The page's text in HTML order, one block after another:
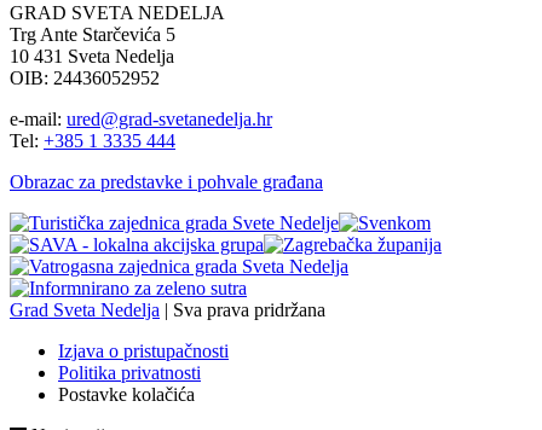
GRAD SVETA NEDELJA
Trg Ante Starčevića 5
10 431 Sveta Nedelja
OIB: 24436052952
e-mail: ured@grad-svetanedelja.hr
Tel: +385 1 3335 444
Obrazac za predstavke i pohvale građana
Grad Sveta Nedelja | Sva prava pridržana
Izjava o pristupačnosti
Politika privatnosti
Postavke kolačića